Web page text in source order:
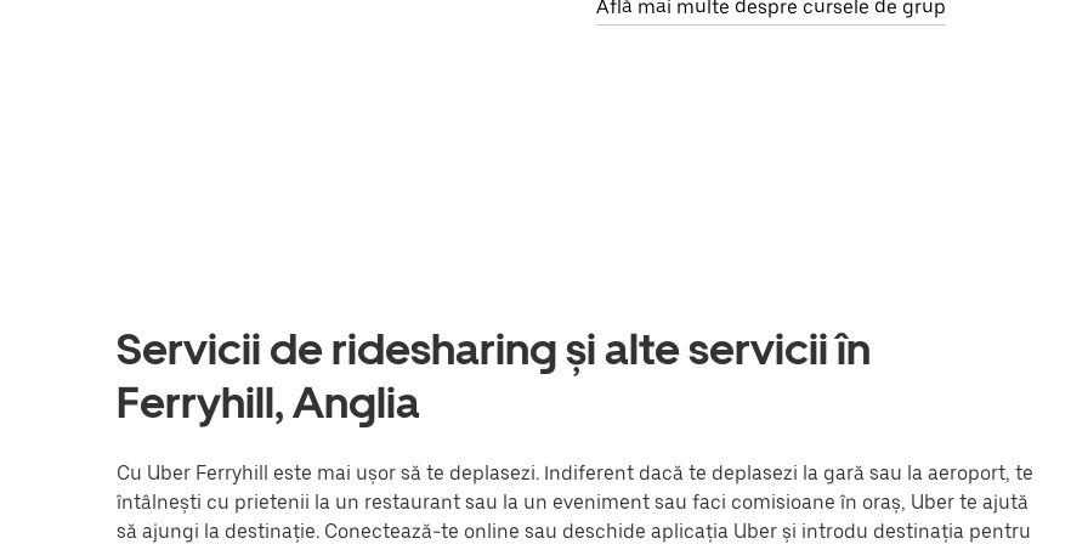
Află mai multe despre cursele de grup
Servicii de ridesharing și alte servicii în
Ferryhill, Anglia
Cu Uber Ferryhill este mai ușor să te deplasezi. Indiferent dacă te deplasezi la gară sau la aeroport, te
întâlnești cu prietenii la un restaurant sau la un eveniment sau faci comisioane în oraș, Uber te ajută
să ajungi la destinație. Conectează-te online sau deschide aplicația Uber și introdu destinația pentru